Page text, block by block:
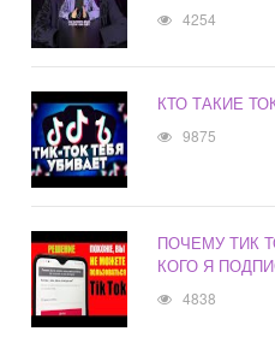
4254
КТО ТАКИЕ
9875
ПОЧЕМУ ТИК
КОГО Я
4838